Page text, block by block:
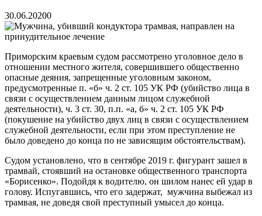
30.06.20200
Приморским краевым судом рассмотрено уголовное дело в
отношении местного жителя, совершившего общественно
опасные деяния, запрещенные уголовным законом,
предусмотренные п. «б» ч. 2 ст. 105 УК РФ (убийство лица в
связи с осуществлением данным лицом служебной
деятельности), ч. 3 ст. 30, п.п. «а, б» ч. 2 ст. 105 УК РФ
(покушение на убийство двух лиц в связи с осуществлением
служебной деятельности, если при этом преступление не
было доведено до конца по не зависящим обстоятельствам).
Судом установлено, что в сентябре 2019 г. фигурант зашел в
трамвай, стоявший на остановке общественного транспорта
«Борисенко». Подойдя к водителю, он шилом нанес ей удар в
голову. Испугавшись, что его задержат, мужчина выбежал из
трамвая, не доведя свой преступный умысел до конца.